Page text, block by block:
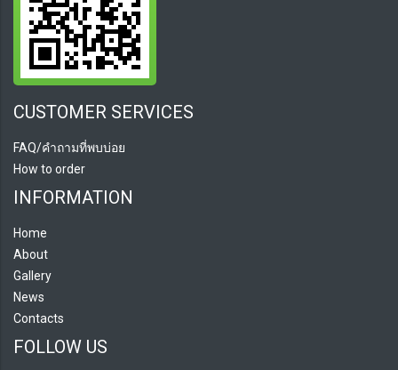
CUSTOMER SERVICES
FAQ/คำถามที่พบบ่อย
How to order
INFORMATION
Home
About
Gallery
News
Contacts
FOLLOW US